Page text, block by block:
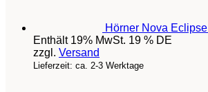
Hörner Nova Eclipse
Enthält 19% MwSt. 19 % DE
zzgl. Versand
Lieferzeit: ca. 2-3 Werktage